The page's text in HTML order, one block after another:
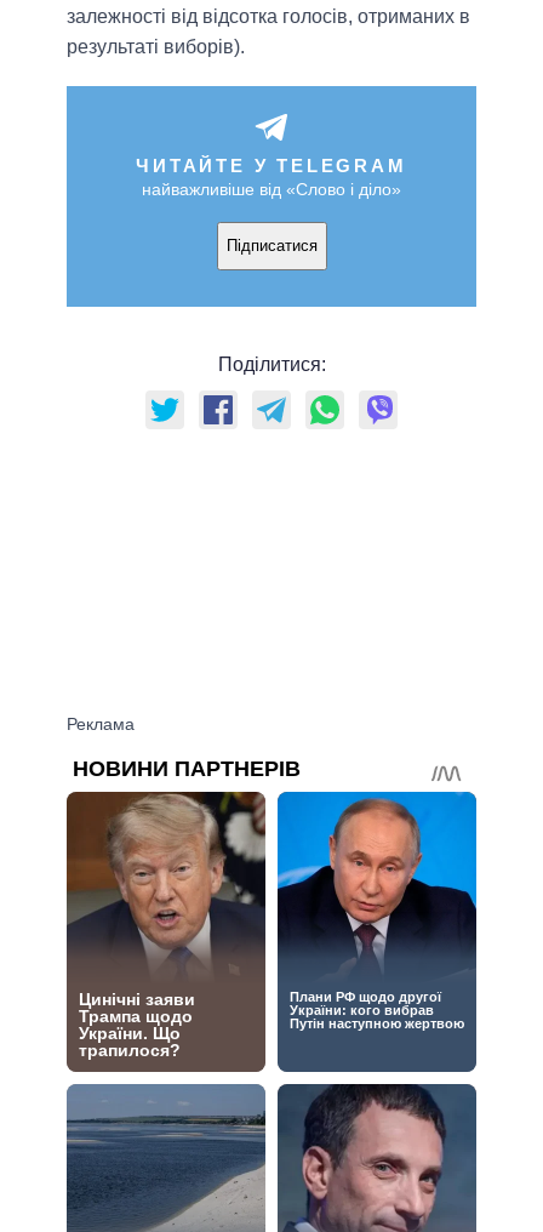
залежності від відсотка голосів, отриманих в
результаті виборів).
ЧИТАЙТЕ У TELEGRAM
найважливіше від «Слово і діло»
Підписатися
Поділитися: